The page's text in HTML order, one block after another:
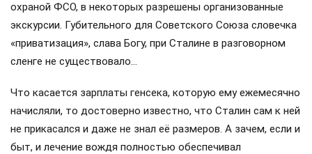
охраной ФСО, в некоторых разрешены организованные
экскурсии. Губительного для Советского Союза словечка
«приватизация», слава Богу, при Сталине в разговорном
сленге не существовало…
Что касается зарплаты генсека, которую ему ежемесячно
начисляли, то достоверно известно, что Сталин сам к ней
не прикасался и даже не знал её размеров. А зачем, если и
быт, и лечение вождя полностью обеспечивал